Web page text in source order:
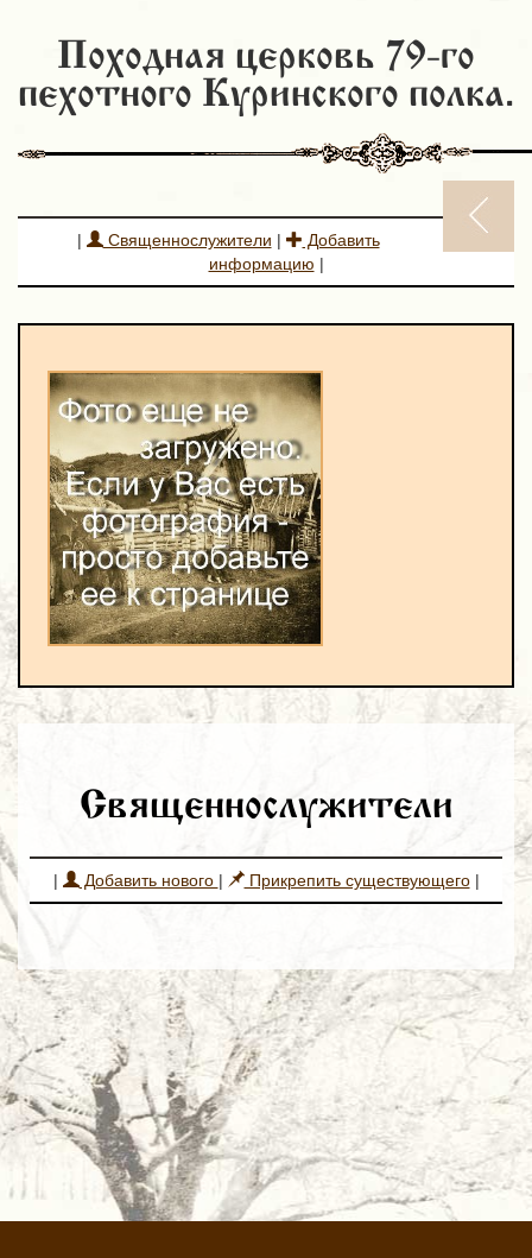
Походная церковь 79-го
пехотного Куринского полка.
| Священнослужители |
Добавить
информацию |
Священнослужители
| Добавить нового | Прикрепить существующего|